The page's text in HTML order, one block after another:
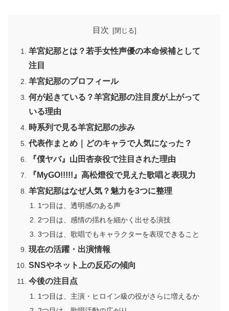
目次
羊宮妃那とは？若手女性声優の本命候補として
注目
羊宮妃那のプロフィール
何が起きている？羊宮妃那の注目度が上がって
いる理由
時系列で見る羊宮妃那の歩み
代表作まとめ｜どのキャラで人気になった？
『僕ヤバ』山田杏奈役で注目された理由
『MyGO!!!!!』高松燈役で見えた歌唱と表現力
羊宮妃那はなぜ人気？魅力を3つに整理
1つ目は、透明感のある声
2つ目は、感情の揺れを細かく出せる演技
3つ目は、歌唱でもキャラクターを表現できること
現在の活躍・出演情報
SNSやネット上の反応の傾向
今後の注目点
1つ目は、主演・ヒロイン級の役がさらに増えるか